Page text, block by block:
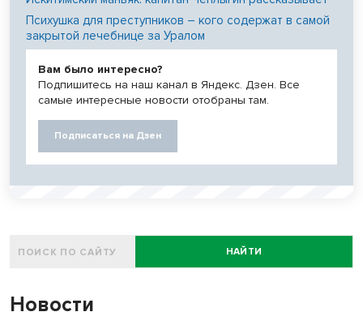
Психушка для преступников – кого содержат в самой
закрытой лечебнице за Уралом
Вам было интересно?
Подпишитесь на наш канал в Яндекс. Дзен. Все
самые интересные новости отобраны там.
Подписаться на Дзен
НАЙТИ
Новости